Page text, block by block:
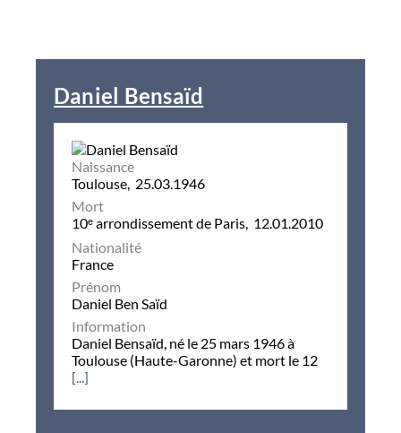
Daniel Bensaïd
Naissance
Toulouse, 25.03.1946
Mort
10ᵉ arrondissement de Paris, 12.01.2010
Nationalité
France
Prénom
Daniel Ben Saïd
Information
Daniel Bensaïd, né le 25 mars 1946 à
Toulouse (Haute-Garonne) et mort le 12
[...]